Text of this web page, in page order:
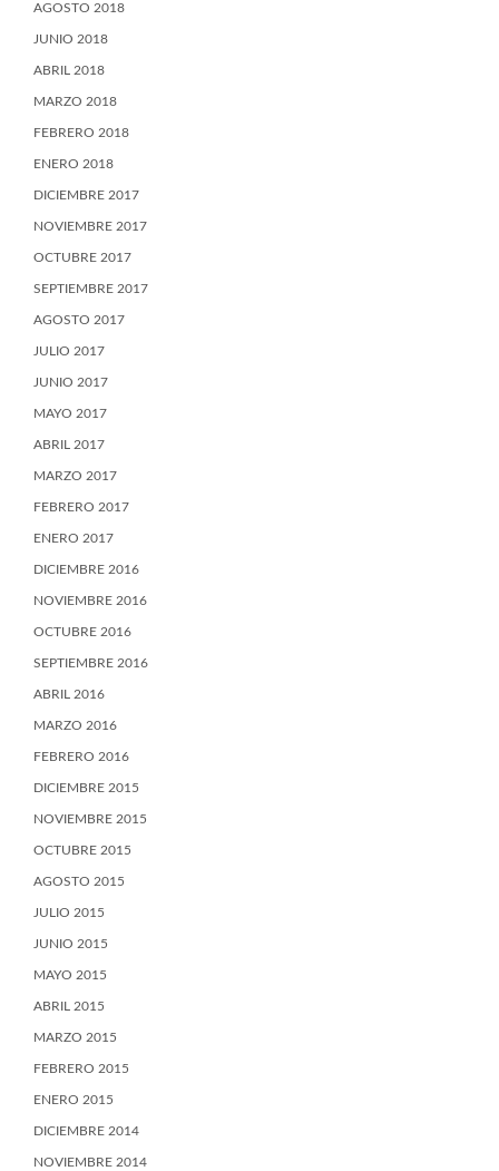
AGOSTO 2018
JUNIO 2018
ABRIL 2018
MARZO 2018
FEBRERO 2018
ENERO 2018
DICIEMBRE 2017
NOVIEMBRE 2017
OCTUBRE 2017
SEPTIEMBRE 2017
AGOSTO 2017
JULIO 2017
JUNIO 2017
MAYO 2017
ABRIL 2017
MARZO 2017
FEBRERO 2017
ENERO 2017
DICIEMBRE 2016
NOVIEMBRE 2016
OCTUBRE 2016
SEPTIEMBRE 2016
ABRIL 2016
MARZO 2016
FEBRERO 2016
DICIEMBRE 2015
NOVIEMBRE 2015
OCTUBRE 2015
AGOSTO 2015
JULIO 2015
JUNIO 2015
MAYO 2015
ABRIL 2015
MARZO 2015
FEBRERO 2015
ENERO 2015
DICIEMBRE 2014
NOVIEMBRE 2014